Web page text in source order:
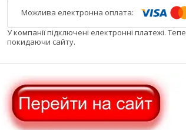
У компанії підключені електронні платежі.
покидаючи сайту.